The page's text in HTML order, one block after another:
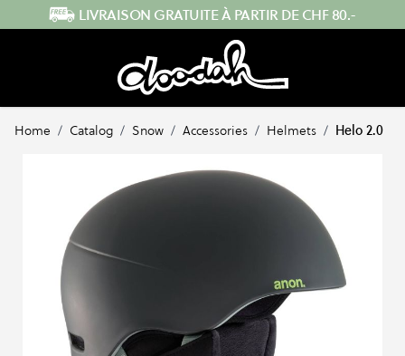
Skip to Content ENVOI RAPIDE DEPUIS LA SUISSE
Home / Catalog / Snow / Accessories / Helmets / Helo 2.0